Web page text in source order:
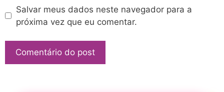
Salvar meus dados neste navegador para a
próxima vez que eu comentar.